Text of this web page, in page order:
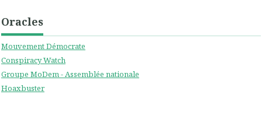
Oracles
Mouvement Démocrate
Conspiracy Watch
Groupe MoDem - Assemblée nationale
Hoaxbuster